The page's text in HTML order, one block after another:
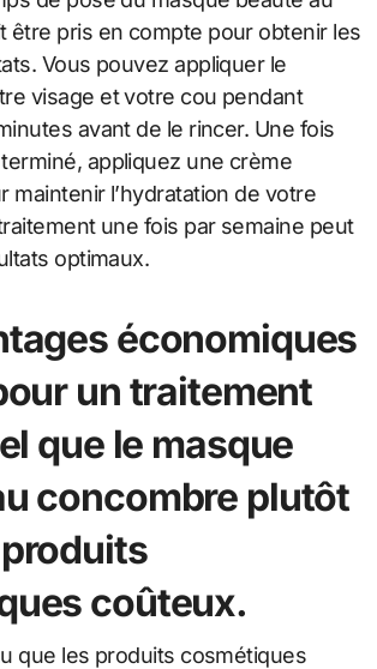
être pris en compte pour obtenir les
Vous pouvez appliquer le
visage et votre cou pendant
avant de le rincer. Une fois
appliquez une crème
maintenir l’hydratation de votre
une fois par semaine peut
optimaux.
économiques
un traitement
que le masque
concombre plutôt
coûteux.
que les produits cosmétiques